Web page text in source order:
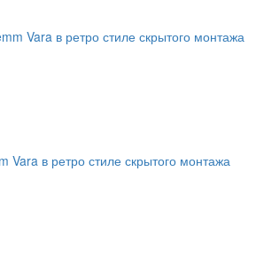
Vara в ретро стиле скрытого монтажа